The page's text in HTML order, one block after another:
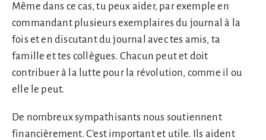
Même dans ce cas, tu peux aider, par exemple en
commandant plusieurs exemplaires du journal à la
fois et en discutant du journal avec tes amis, ta
famille et tes collègues. Chacun peut et doit
contribuer à la lutte pour la révolution, comme il ou
elle le peut.
De nombreux sympathisants nous soutiennent
financièrement. C’est important et utile. Ils aident